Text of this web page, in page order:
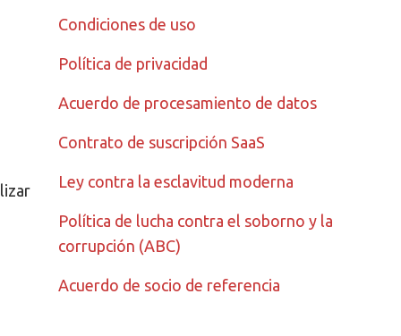
Condiciones de uso
Política de privacidad
Acuerdo de procesamiento de datos
Contrato de suscripción SaaS
Ley contra la esclavitud moderna
Política de lucha contra el soborno y la
corrupción (ABC)
Acuerdo de socio de referencia